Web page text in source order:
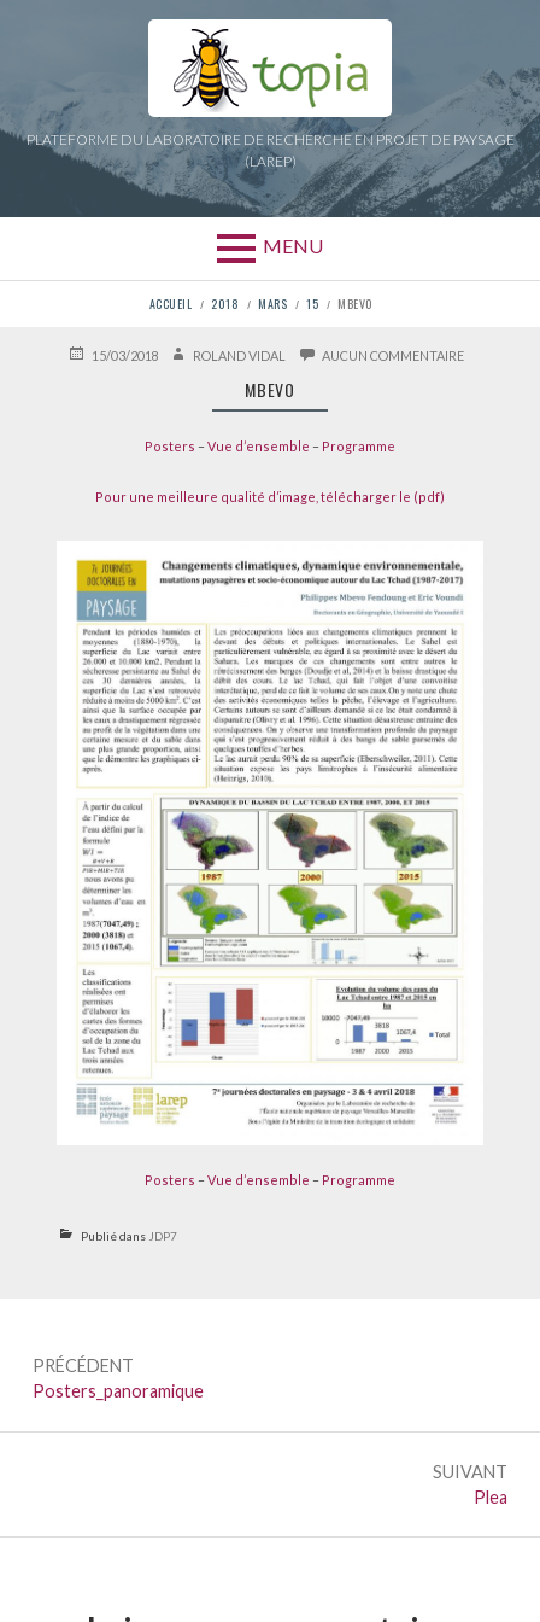
PLATEFORME DU LABORATOIRE DE RECHERCHE EN PROJET DE PAYSAGE
(LAREP)
MENU
D'ARIANE
ACCUEIL 2018 MARS 15 MBEVO
PUBLIÉ15/03/2018 AUTEURROLAND VIDAL AUCUN COMMENTAIRESUR
MBEVO
Posters – Vue d’ensemble – Programme
Pour une meilleure qualité d’image, télécharger le (pdf)
Posters – Vue d’ensemble – Programme
Publié dans JDP7
Navigation
de
l’article
PRÉCÉDENT
Précédent :
Posters_panoramique
SUIVANT
Suivant :
Plea